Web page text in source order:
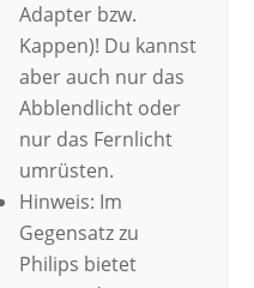
Adapter bzw.
Kappen)! Du kannst
aber auch nur das
Abblendlicht oder
nur das Fernlicht
umrüsten.
Hinweis: Im
Gegensatz zu
Philips bietet